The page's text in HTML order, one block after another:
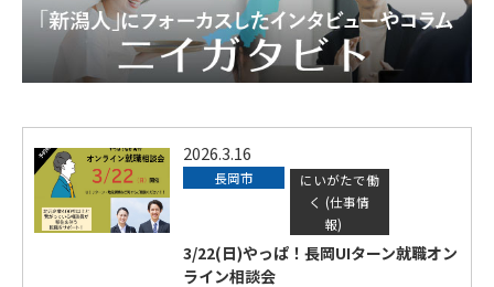
2026.3.16
長岡市
にいがたで働
く (仕事情
報)
3/22(日)やっぱ！長岡UIターン就職オン
ライン相談会